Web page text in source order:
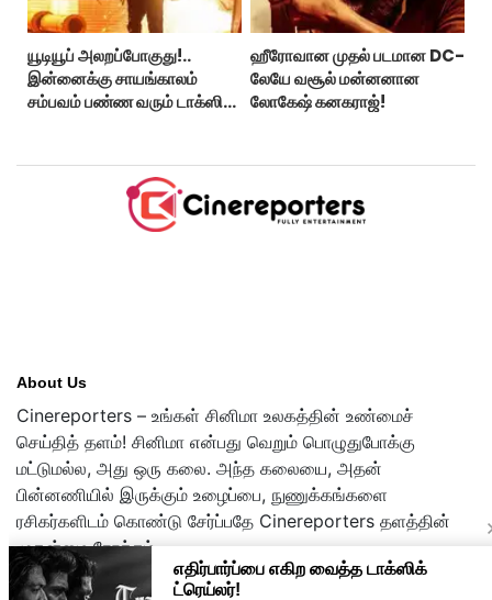
யூடியூப் அலறப்போகுது!..
இன்னைக்கு சாயங்காலம்
சம்பவம் பண்ண வரும் டாக்ஸிக்
ஹீரோவான முதல் படமான DC-
லேயே வசூல் மன்னனான
லோகேஷ் கனகராஜ்!
About Us
Cinereporters – உங்கள் சினிமா உலகத்தின் உண்மைச்
செய்தித் தளம்! சினிமா என்பது வெறும் பொழுதுபோக்கு
மட்டுமல்ல, அது ஒரு கலை. அந்த கலையை, அதன்
பின்னணியில் இருக்கும் உழைப்பை, நுணுக்கங்களை
ரசிகர்களிடம் கொண்டு சேர்ப்பதே Cinereporters தளத்தின்
முதன்மை நோக்கம்.